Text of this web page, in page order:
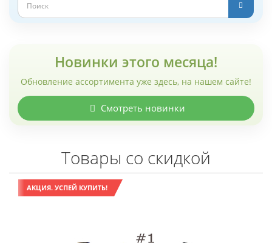
Новинки этого месяца!
Обновление ассортимента уже здесь, на нашем сайте!
Смотреть новинки
Товары со скидкой
АКЦИЯ. УСПЕЙ КУПИТЬ!